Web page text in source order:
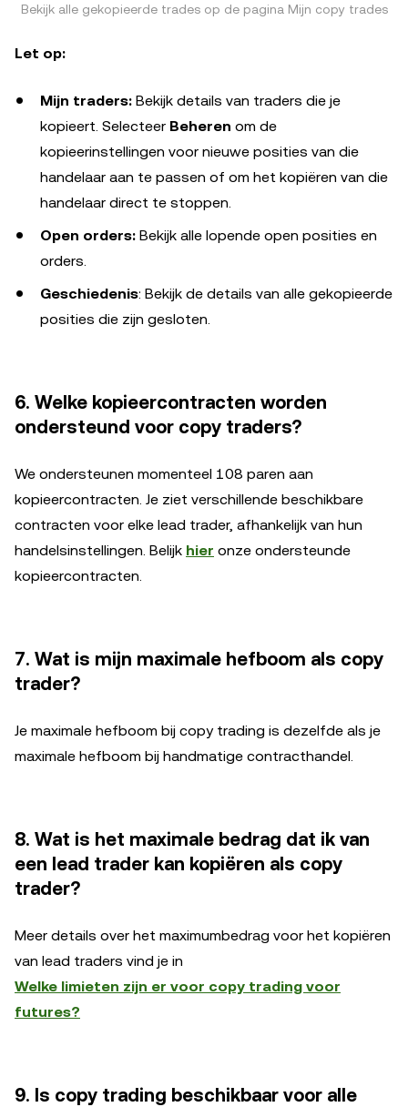
Bekijk alle gekopieerde trades op de pagina Mijn copy trades
Let op:
Mijn traders: Bekijk details van traders die je
kopieert. Selecteer Beheren om de
kopieerinstellingen voor nieuwe posities van die
handelaar aan te passen of om het kopiëren van die
handelaar direct te stoppen.
Open orders: Bekijk alle lopende open posities en
orders.
Geschiedenis: Bekijk de details van alle gekopieerde
posities die zijn gesloten.
6. Welke kopieercontracten worden
ondersteund voor copy traders?
We ondersteunen momenteel 108 paren aan
kopieercontracten. Je ziet verschillende beschikbare
contracten voor elke lead trader, afhankelijk van hun
handelsinstellingen. Belijk hier onze ondersteunde
kopieercontracten.
7. Wat is mijn maximale hefboom als copy
trader?
Je maximale hefboom bij copy trading is dezelfde als je
maximale hefboom bij handmatige contracthandel.
8. Wat is het maximale bedrag dat ik van
een lead trader kan kopiëren als copy
trader?
Meer details over het maximumbedrag voor het kopiëren
van lead traders vind je in
Welke limieten zijn er voor copy trading voor
futures?
9. Is copy trading beschikbaar voor alle